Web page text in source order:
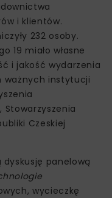
i klientów.
232 osoby.
19 miało własne
i jakość wydarzenia
ważnych instytucji
Stowarzyszenia
Czeskiej
panelową
wycieczkę